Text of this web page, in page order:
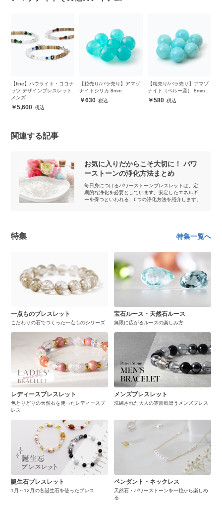
【fine】ハウライト・ココナ
ッツ デザインブレスレット
メンズ
5,600
【粒売り/バラ売り】アマゾ
ナイトシリカ 8mm
630
【粒売り/バラ売り】アマゾ
ナイト（ペルー産） 8mm
580
関連する記事
お気に入りだからこそ大切に！ パワ
ーストーンの浄化方法まとめ
毎日身につけるパワーストーンブレスレットは、定
期的な浄化を必要としています。安定したエネルギ
ーを保つといわれる、6つの浄化方法を紹介します。
特集 特集一覧へ
一点ものブレスレット
こだわりの石でつくった一点ものシリーズ
宝石ルース・天然石ルース
無限に広がるルースの楽しみ方
レディースブレスレット
色とりどりの天然石を使ったレディースブ
レス
メンズブレスレット
洗練された大人の雰囲気漂うメンズブレス
誕生石ブレスレット
1月～12月の各誕生石を使ったブレス
ペンダント・ネックレス
天然石・パワーストーンを一粒から楽しめ
る